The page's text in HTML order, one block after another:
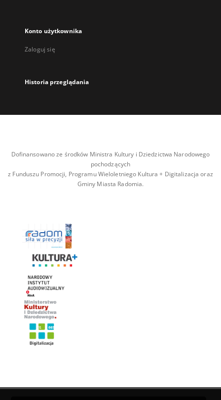
Konto użytkownika
Zaloguj się
Historia przeglądania
Dofinansowano ze środków Ministra Kultury i Dziedzictwa Narodowego
pochodzących
z Funduszu Promocji, Programu Wieloletniego Kultura + Digitalizacja oraz
Gminy Miasta Radomia.